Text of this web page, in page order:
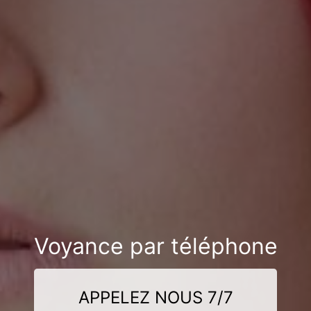
Voyance par téléphone
APPELEZ NOUS 7/7